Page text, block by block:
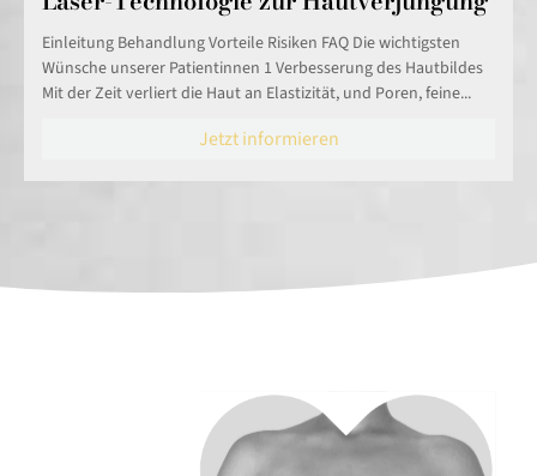
Einleitung Behandlung Vorteile Risiken FAQ Die wichtigsten
Wünsche unserer Patientinnen 1 Verbesserung des Hautbildes
Mit der Zeit verliert die Haut an Elastizität, und Poren, feine...
Jetzt informieren